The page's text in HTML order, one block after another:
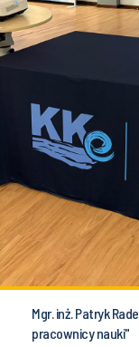
Mgr. inż. Patryk
pracownicy nauki"